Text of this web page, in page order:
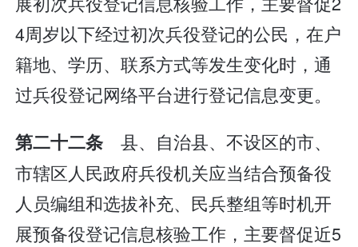
4周岁以下经过初次兵役登记的公民，在户
籍地、学历、联系方式等发生变化时，通
过兵役登记网络平台进行登记信息变更。
第二十二条 县、自治县、不设区的市、
市辖区人民政府兵役机关应当结合预备役
人员编组和选拔补充、民兵整组等时机开
展预备役登记信息核验工作，主要督促近5